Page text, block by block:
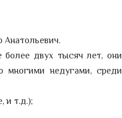
двух тысяч лет, они
многими недугами, среди
и т.д.);